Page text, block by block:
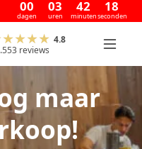
00
dagen
03
uren
42
minuten
17
seconden
4.8
reviews
maar